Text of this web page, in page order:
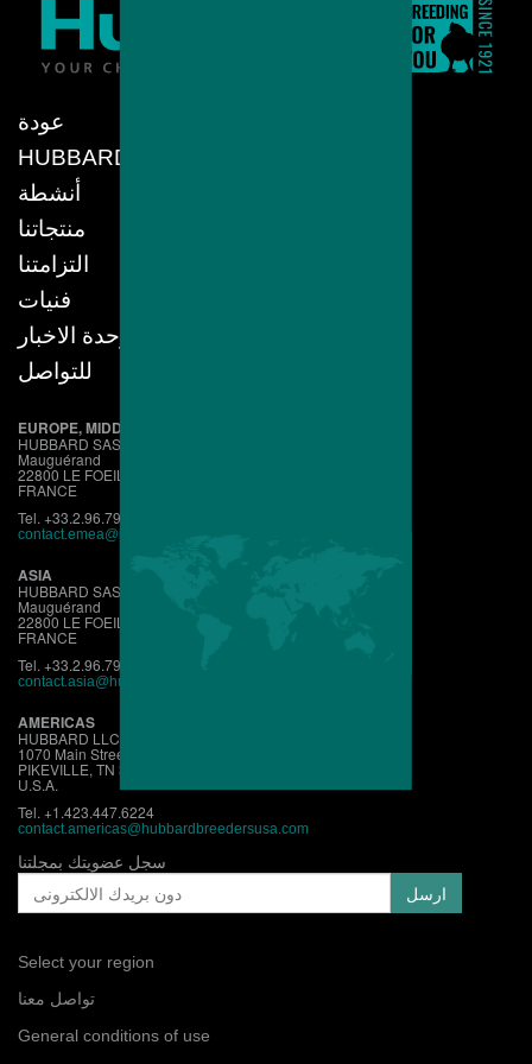
عودة
HUBBARD
أنشطة
منتجاتنا
التزامتنا
فنيات
وحدة الاخبار
للتواصل
EUROPE, MIDDLE EAST, AFRICA
HUBBARD SAS
Mauguérand
22800 LE FOEIL - QUINTIN
FRANCE
Tel. +33.2.96.79.63.70
contact.emea@hubbardbreeders.com
ASIA
HUBBARD SAS
Mauguérand
22800 LE FOEIL - QUINTIN
FRANCE
Tel. +33.2.96.79.63.70
contact.asia@hubbardbreeders.com
AMERICAS
HUBBARD LLC
1070 Main Street
PIKEVILLE, TN 37367
U.S.A.
Tel. +1.423.447.6224
contact.americas@hubbardbreedersusa.com
سجل عضويتك بمجلتنا
Select your region
تواصل معنا
General conditions of use